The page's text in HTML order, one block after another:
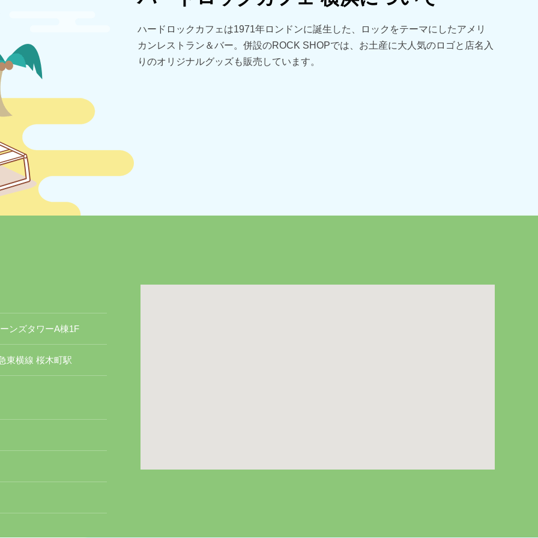
ハードロックカフェは1971年ロンドンに誕生した、ロックをテーマにしたアメリ
カンレストラン＆バー。併設のROCK SHOPでは、お土産に大人気のロゴと店名入
りのオリジナルグッズも販売しています。
ンズタワーA棟1F
東横線 桜木町駅